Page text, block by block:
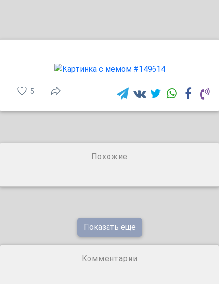
5
Похожие
Показать еще
Комментарии